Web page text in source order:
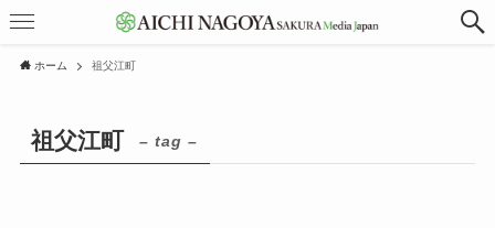
ホーム 祖父江町
祖父江町 – tag –